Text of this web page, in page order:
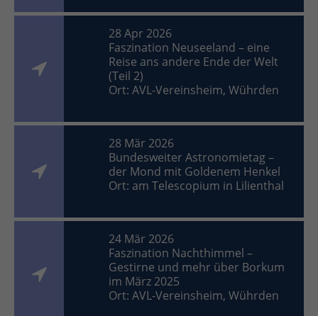
28 Apr 2026
Faszination Neuseeland – eine
Reise ans andere Ende der Welt
(Teil 2)
Ort: AVL-Vereinsheim, Wührden
28 Mär 2026
Bundesweiter Astronomietag –
der Mond mit Goldenem Henkel
Ort: am Telescopium in Lilienthal
24 Mär 2026
Faszination Nachthimmel –
Gestirne und mehr über Borkum
im März 2025
Ort: AVL-Vereinsheim, Wührden